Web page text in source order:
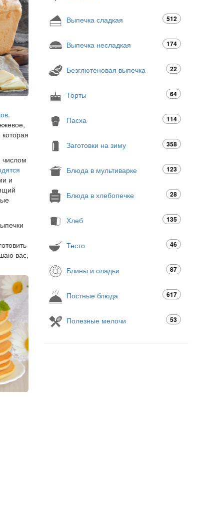
.
числом
и
вас,
Выпечка сладкая 512
Выпечка несладкая 174
Безглютеновая выпечка 22
Торты 64
Пасха 114
Заготовки на зиму 358
Блюда в мультиварке 123
Блюда в хлебопечке 28
Хлеб 135
Тесто 46
Блины и оладьи 87
Постные блюда 617
Полезные мелочи 53